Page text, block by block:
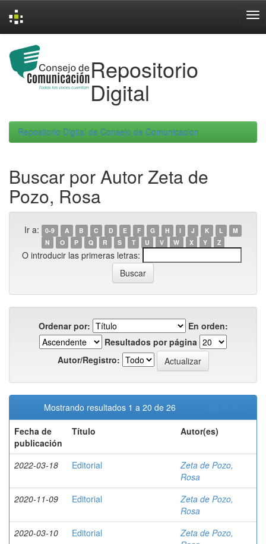
navigation
Repositorio
Digital
Repositorio Digital de Consejo de Comunicacion
Buscar por Autor Zeta de
Pozo, Rosa
Ir a: 0-9 A B C D E F G H I J K L
M
N
O P Q R S T U V W X Y Z
O introducir las primeras letras:
Ordenar por:
En orden:
Resultados por página
Autor/Registro:
Mostrando resultados 1 a 20 de 26
Fecha de
publicación
Título Autor(es)
2022-03-18 Editorial
Zeta de Pozo,
Rosa
2020-11-09
Editorial
Zeta de Pozo,
Rosa
2020-03-10
Editorial
Zeta de Pozo,